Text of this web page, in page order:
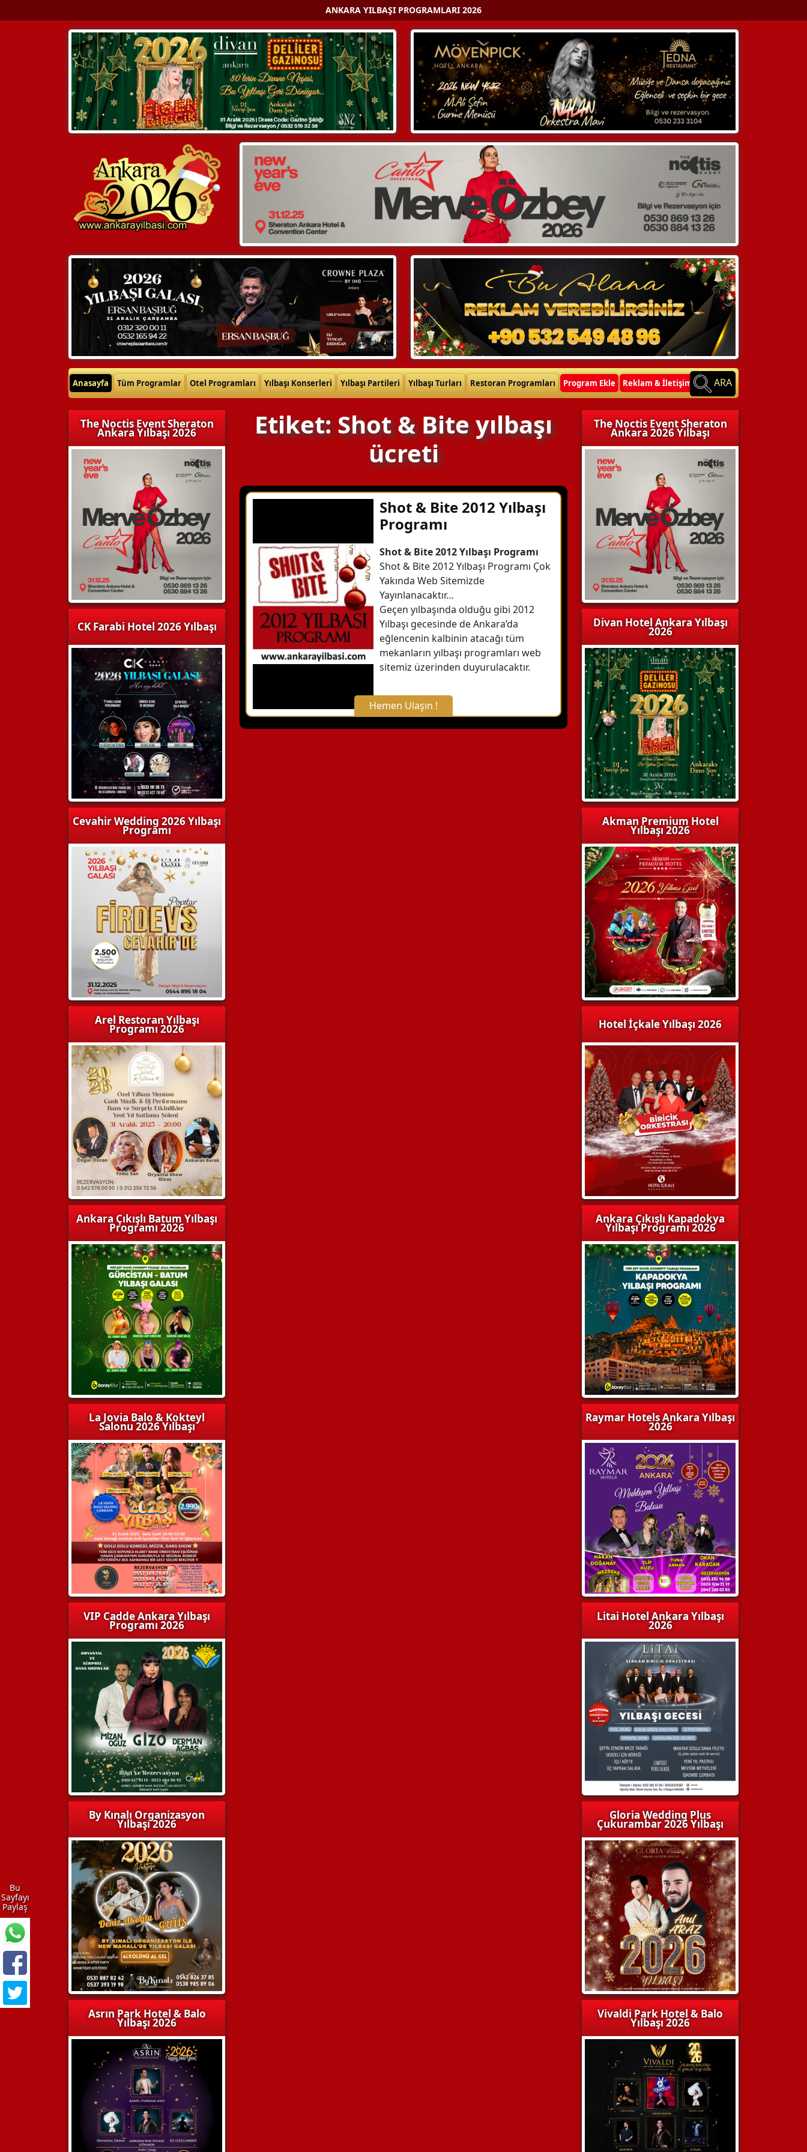
ANKARA YILBAŞI PROGRAMLARI 2026
Anasayfa Tüm Programlar Otel Programları Yılbaşı Konserleri Yılbaşı Partileri Yılbaşı Turları Restoran Programları Program Ekle Reklam & İletişim ARA
The Noctis Event Sheraton
Ankara Yılbaşı 2026
CK Farabi Hotel 2026 Yılbaşı
Cevahir Wedding 2026 Yılbaşı
Programı
Arel Restoran Yılbaşı
Programı 2026
Ankara Çıkışlı Batum Yılbaşı
Programı 2026
La Jovia Balo & Kokteyl
Salonu 2026 Yılbaşı
VIP Cadde Ankara Yılbaşı
Programı 2026
By Kınalı Organizasyon
Yılbaşı 2026
Asrın Park Hotel & Balo
Yılbaşı 2026
Etiket: Shot & Bite yılbaşı
ücreti
Shot & Bite 2012 Yılbaşı
Programı
Shot & Bite 2012 Yılbaşı Programı
Shot & Bite 2012 Yılbaşı Programı Çok
Yakında Web Sitemizde
Yayınlanacaktır…
Geçen yılbaşında olduğu gibi 2012
Yılbaşı gecesinde de Ankara’da
eğlencenin kalbinin atacağı tüm
mekanların yılbaşı programları web
sitemiz üzerinden duyurulacaktır.
Hemen Ulaşın !
X Kapat
The Noctis Event Sheraton
Ankara 2026 Yılbaşı
Divan Hotel Ankara Yılbaşı
2026
Akman Premium Hotel
Yılbaşı 2026
Hotel İçkale Yılbaşı 2026
Ankara Çıkışlı Kapadokya
Yılbaşı Programı 2026
Raymar Hotels Ankara Yılbaşı
2026
Litai Hotel Ankara Yılbaşı
2026
Gloria Wedding Plus
Çukurambar 2026 Yılbaşı
Vivaldi Park Hotel & Balo
Yılbaşı 2026
Bu
Sayfayı
Paylaş